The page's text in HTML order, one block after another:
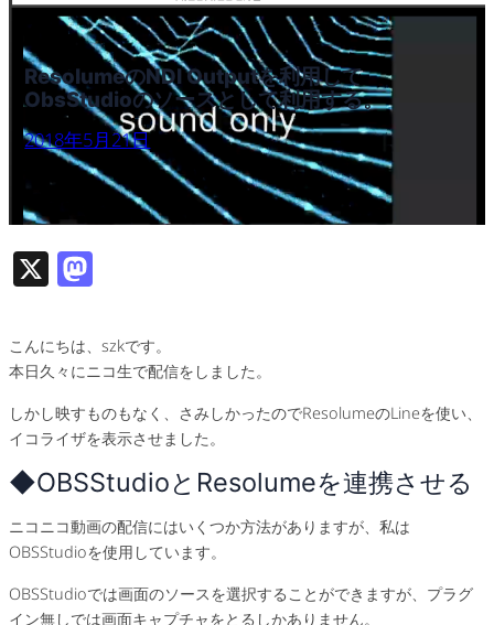
ResolumeのNDI Outputを利用して
ObsStudioのソースとして利用する。
2018年5月21日
X
to
d
o
n
こんにちは、szkです。
本日久々にニコ生で配信をしました。
しかし映すものもなく、さみしかったのでResolumeのLineを使い、
イコライザを表示させました。
◆OBSStudioとResolumeを連携させる
ニコニコ動画の配信にはいくつか方法がありますが、私は
OBSStudioを使用しています。
OBSStudioでは画面のソースを選択することができますが、プラグ
イン無しでは画面キャプチャをとるしかありません。